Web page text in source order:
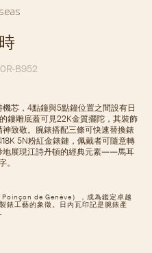
B952
de Genève），成為鑑定卓越
錶工藝的象徵。日內瓦印記是腕錶產
芯，4點鐘與5點鐘位置之間設有日
鏤雕底蓋可見22K金質擺陀，其裝飾
致敬。腕錶搭配三條可快速替換錶
5N粉紅金錶鏈，佩戴者可隨意轉
地展現江詩丹頓的經典元素——馬耳
。